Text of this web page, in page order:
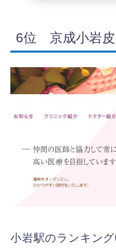
6位 京成小岩皮
小岩駅のランキン